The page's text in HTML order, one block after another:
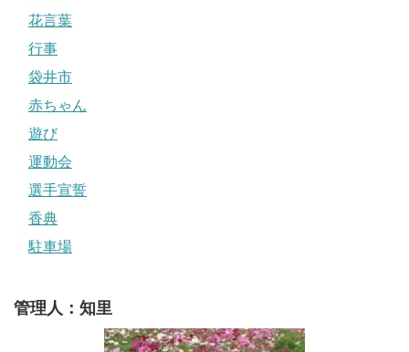
花言葉
行事
袋井市
赤ちゃん
遊び
運動会
選手宣誓
香典
駐車場
管理人：知里